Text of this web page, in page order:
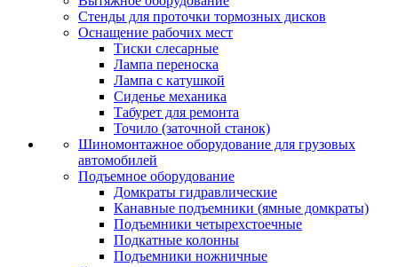
Стенды для проточки тормозных дисков
Оснащение рабочих мест
Тиски слесарные
Лампа переноска
Лампа с катушкой
Сиденье механика
Табурет для ремонта
Точило (заточной станок)
Шиномонтажное оборудование для грузовых
автомобилей
Подъемное оборудование
Домкраты гидравлические
Канавные подъемники (ямные домкраты)
Подъемники четырехстоечные
Подкатные колонны
Подъемники ножничные